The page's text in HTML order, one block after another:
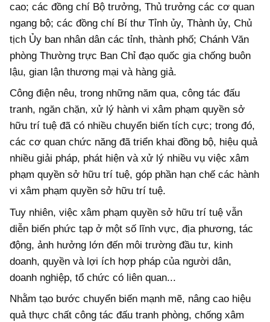
cao; các đồng chí Bộ trưởng, Thủ trưởng các cơ quan
ngang bộ; các đồng chí Bí thư Tỉnh ủy, Thành ủy, Chủ
tịch Ủy ban nhân dân các tỉnh, thành phố; Chánh Văn
phòng Thường trực Ban Chỉ đạo quốc gia chống buôn
lậu, gian lận thương mại và hàng giả.
Công điện nêu, trong những năm qua, công tác đấu
tranh, ngăn chặn, xử lý hành vi xâm phạm quyền sở
hữu trí tuệ đã có nhiều chuyển biến tích cực; trong đó,
các cơ quan chức năng đã triển khai đồng bộ, hiệu quả
nhiều giải pháp, phát hiện và xử lý nhiều vụ việc xâm
phạm quyền sở hữu trí tuệ, góp phần hạn chế các hành
vi xâm phạm quyền sở hữu trí tuệ.
Tuy nhiên, việc xâm phạm quyền sở hữu trí tuệ vẫn
diễn biến phức tạp ở một số lĩnh vực, địa phương, tác
động, ảnh hưởng lớn đến môi trường đầu tư, kinh
doanh, quyền và lợi ích hợp pháp của người dân,
doanh nghiệp, tổ chức có liên quan...
Nhằm tạo bước chuyển biến mạnh mẽ, nâng cao hiệu
quả thực chất công tác đấu tranh phòng, chống xâm